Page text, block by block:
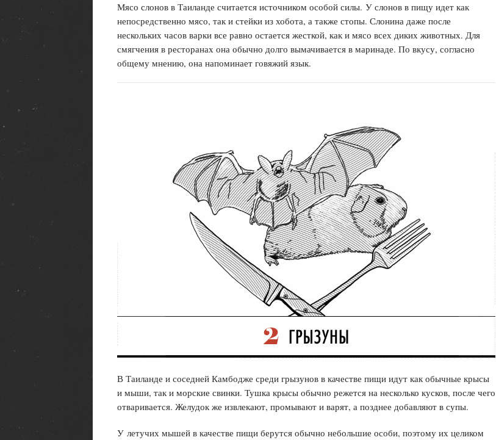
Мясо слонов в Таиланде считается источником особой силы. У слонов в пищу идет как
непосредственно мясо, так и стейки из хобота, а также стопы. Слонина даже после
нескольких часов варки все равно остается жесткой, как и мясо всех диких животных. Для
смягчения в ресторанах она обычно долго вымачивается в маринаде. По вкусу, согласно
общему мнению, она напоминает говяжий язык.
В Таиланде и соседней Камбодже среди грызунов в качестве пищи идут как обычные крысы
и мыши, так и морские свинки. Тушка крысы обычно режется на несколько кусков, после чего
отваривается. Желудок же извлекают, промывают и варят, а позднее добавляют в супы.
У летучих мышей в качестве пищи берутся обычно небольшие особи, поэтому их целиком